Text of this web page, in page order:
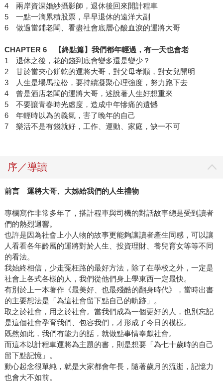
4 兩岸資深婚紗攝影師，退休後回來開計程車
5 一點一滴累積股票，早早退休的遠洋大副
6 做過當鋪老闆、看盡社會底層心酸血淚的運將大哥
CHAPTER 6【終點篇】我們都年輕過，有一天也會老
1 退休之後，花的錢到底會變多還是變少？
2 甘於當夾心餅乾的運將大哥，對父母孝順，對女兒開明
3 人生是場馬拉松，要持續凝聚心理強度，努力跑下去
4 曾是酒店老闆的運將大哥，述說著人生好想重來
5 不要讓青春時光虛度，造成中年慘痛的遺憾
6 年輕時以為的義氣，害了晚年的自己
7 樂活不是有錢就好，工作、運動、家庭，缺一不可
序／導讀
前言 運將大哥、大姊給我們的人生禮物
專欄寫作非常多年了，搭計程車與司機的對話故事總是受到讀者
們的熱烈迴響。
也許是因為社會上小人物的故事更能夠讓讀者產生同感，可以讓
人看看各年齡層的運將對於人生、投資理財、養兒育女等等不同
的看法。
我始終相信，少走冤枉路的最好方法，除了在學校之外，一定是
社會上各式各樣的人，我們從他們身上學東西一定最快。
有別於上一本著作《最美好、也最殘酷的翻身時代》，當時出書
的主要想法是「為這社會留下點自己的軌跡」。
取之於社會，用之於社會。當我們成為一個更好的人，也別忘記
是這個社會孕育我們、包容我們，才形成了今日的模樣。
既然如此，我們有能力的話，就做點事情奉獻社會。
而這本以計程車運將為主題的書，則是想要「為七十歲時的自己
留下點記憶」。
動心起念很單純，就是大家都會年長，隨著歲月的流逝，記憶力
也會大不如前。